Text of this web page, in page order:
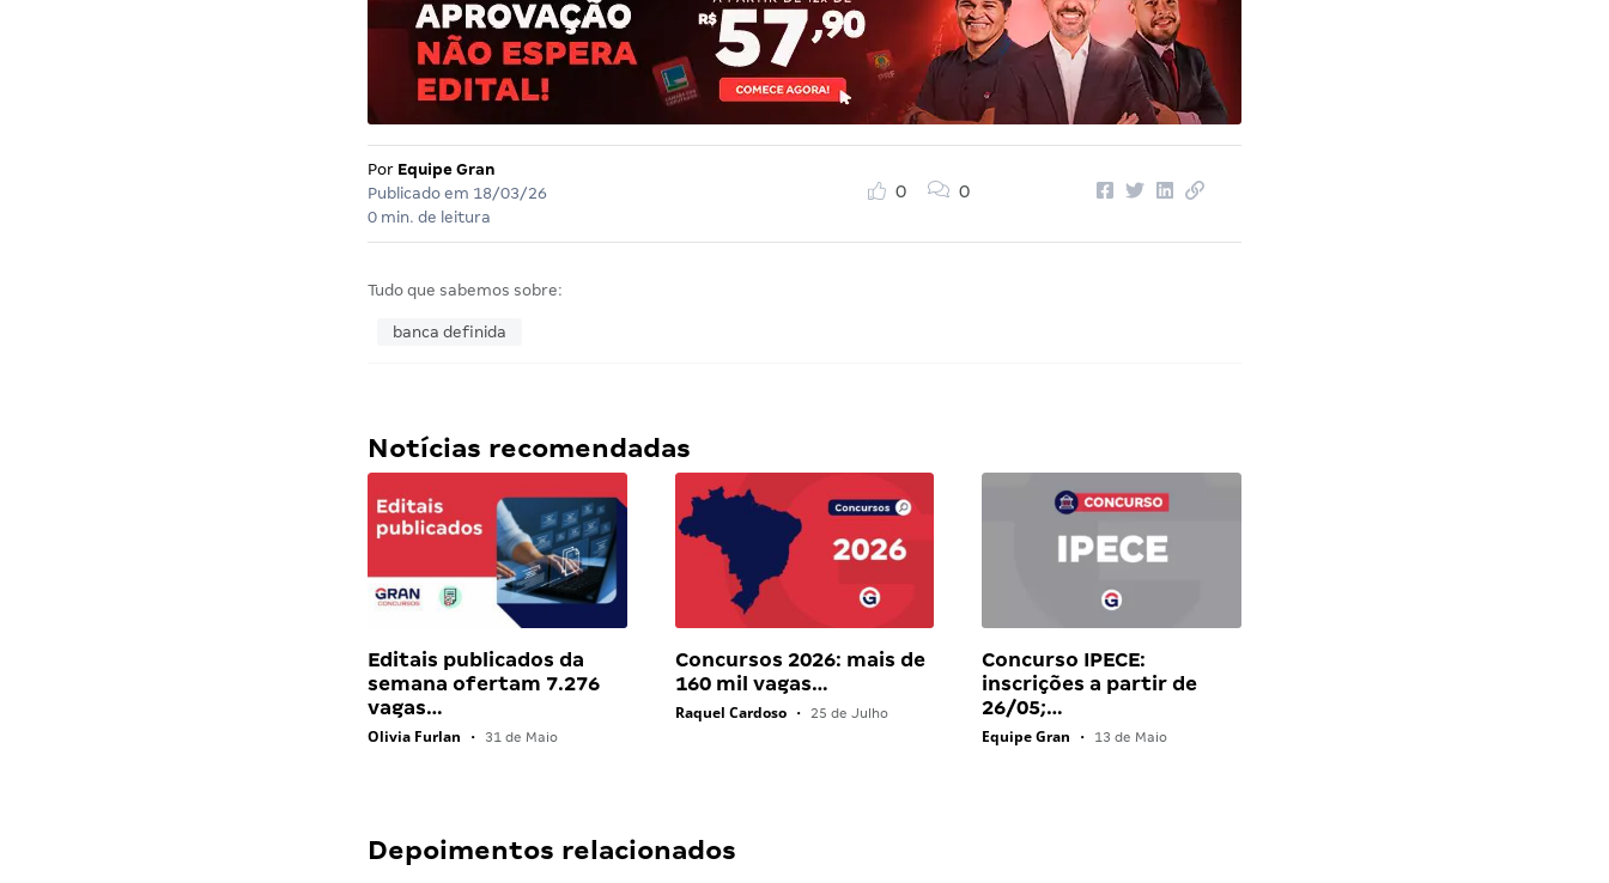
Por Equipe Gran
Publicado em 18/03/26
0 min. de leitura
0 0
Tudo que sabemos sobre:
banca definida
Notícias recomendadas
Editais publicados da
semana ofertam 7.276
vagas…
Olivia Furlan • 31 de Maio
Concursos 2026: mais de
160 mil vagas…
Raquel Cardoso • 25 de Julho
Concurso IPECE:
inscrições a partir de
26/05;…
Equipe Gran • 13 de Maio
Depoimentos relacionados